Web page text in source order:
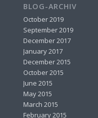
BLOG-ARCHIV
October 2019
September 2019
December 2017
January 2017
December 2015
October 2015
June 2015
May 2015
March 2015
February 2015